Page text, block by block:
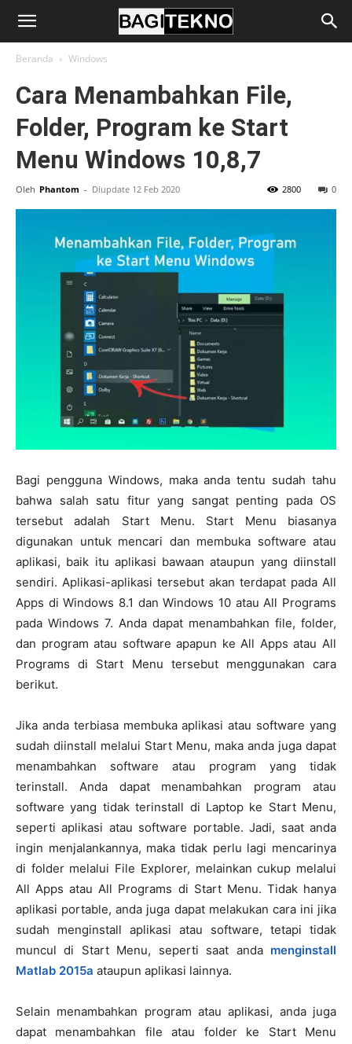
BagiTekno
Beranda Windows
Cara Menambahkan File,
Folder, Program ke Start
Menu Windows 10,8,7
Oleh Phantom - Diupdate 12 Feb 2020 0
2800
Bagi pengguna Windows, maka anda tentu sudah tahu
bahwa salah satu fitur yang sangat penting pada OS
tersebut adalah Start Menu. Start Menu biasanya
digunakan untuk mencari dan membuka software atau
aplikasi, baik itu aplikasi bawaan ataupun yang diinstall
sendiri. Aplikasi-aplikasi tersebut akan terdapat pada All
Apps di Windows 8.1 dan Windows 10 atau All Programs
pada Windows 7. Anda dapat menambahkan file, folder,
dan program atau software apapun ke All Apps atau All
Programs di Start Menu tersebut menggunakan cara
berikut.
Jika anda terbiasa membuka aplikasi atau software yang
sudah diinstall melalui Start Menu, maka anda juga dapat
menambahkan software atau program yang tidak
terinstall. Anda dapat menambahkan program atau
software yang tidak terinstall di Laptop ke Start Menu,
seperti aplikasi atau software portable. Jadi, saat anda
ingin menjalankannya, maka tidak perlu lagi mencarinya
di folder melalui File Explorer, melainkan cukup melalui
All Apps atau All Programs di Start Menu. Tidak hanya
aplikasi portable, anda juga dapat melakukan cara ini jika
sudah menginstall aplikasi atau software, tetapi tidak
muncul di Start Menu, seperti saat anda menginstall
Matlab 2015a ataupun aplikasi lainnya.
Selain menambahkan program atau aplikasi, anda juga
dapat menambahkan file atau folder ke Start Menu